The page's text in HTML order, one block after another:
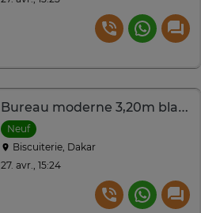
Bureau moderne 3,20m blanc robuste et spacieux
Neuf
Biscuiterie, Dakar
27. avr., 15:24